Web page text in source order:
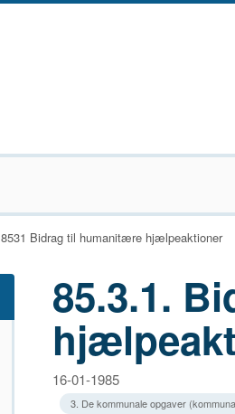
8531 Bidrag til humanitære hjælpeaktioner
85.3.1.
16-01-1985
3. De kommunale opgaver